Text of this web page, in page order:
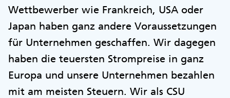
Wettbewerber wie Frankreich, USA oder
Japan haben ganz andere Voraussetzungen
für Unternehmen geschaffen. Wir dagegen
haben die teuersten Strompreise in ganz
Europa und unsere Unternehmen bezahlen
mit am meisten Steuern. Wir als CSU